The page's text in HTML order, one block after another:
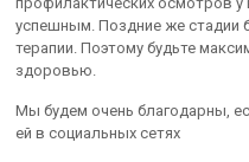
успешным. Поздние же стадии
терапии. Поэтому будьте
здоровью.
Мы будем очень благодарны,
ей в социальных сетях